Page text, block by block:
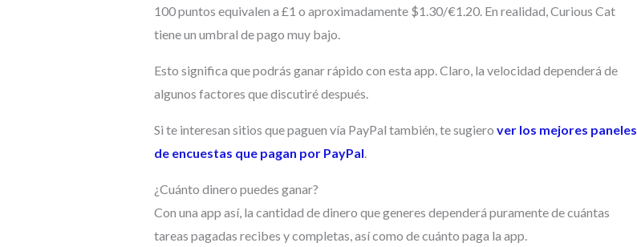
100 puntos equivalen a £1 o aproximadamente $1.30/€1.20. En realidad, Curious Cat
tiene un umbral de pago muy bajo.
Esto significa que podrás ganar rápido con esta app. Claro, la velocidad dependerá de
algunos factores que discutiré después.
Si te interesan sitios que paguen vía PayPal también, te sugiero ver los mejores paneles
de encuestas que pagan por PayPal.
¿Cuánto dinero puedes ganar?
Con una app así, la cantidad de dinero que generes dependerá puramente de cuántas
tareas pagadas recibes y completas, así como de cuánto paga la app.